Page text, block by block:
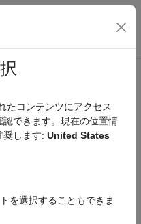
ゲーション メ
requires theMATLAB Coder
and NVIDIA DRIVE
たコンテンツにアクセス
できます。現在の位置情
奨します: United States
を選択することもできま